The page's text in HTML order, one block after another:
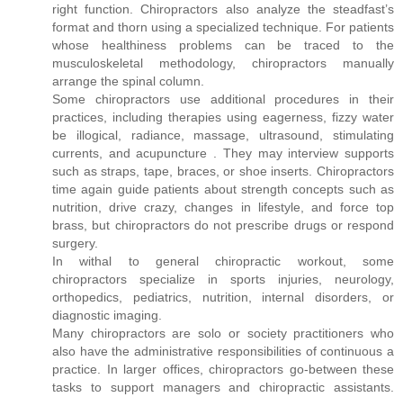
right function. Chiropractors also analyze the steadfast’s
format and thorn using a specialized technique. For patients
whose healthiness problems can be traced to the
musculoskeletal methodology, chiropractors manually
arrange the spinal column.
Some chiropractors use additional procedures in their
practices, including therapies using eagerness, fizzy water
be illogical, radiance, massage, ultrasound, stimulating
currents, and acupuncture . They may interview supports
such as straps, tape, braces, or shoe inserts. Chiropractors
time again guide patients about strength concepts such as
nutrition, drive crazy, changes in lifestyle, and force top
brass, but chiropractors do not prescribe drugs or respond
surgery.
In withal to general chiropractic workout, some
chiropractors specialize in sports injuries, neurology,
orthopedics, pediatrics, nutrition, internal disorders, or
diagnostic imaging.
Many chiropractors are solo or society practitioners who
also have the administrative responsibilities of continuous a
practice. In larger offices, chiropractors go-between these
tasks to support managers and chiropractic assistants.